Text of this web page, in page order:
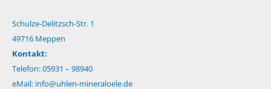
Schulze-Delitzsch-Str. 1
49716 Meppen
Kontakt:
Telefon: 05931 – 98940
eMail: info@uhlen-mineraloele.de